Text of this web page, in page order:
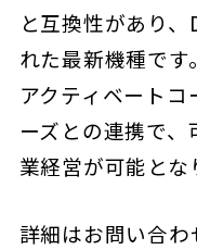
と互換性があり
れた最新機種です
アクティベートコ
ーズとの連携で
業経営が可能とな
詳細はお問い合